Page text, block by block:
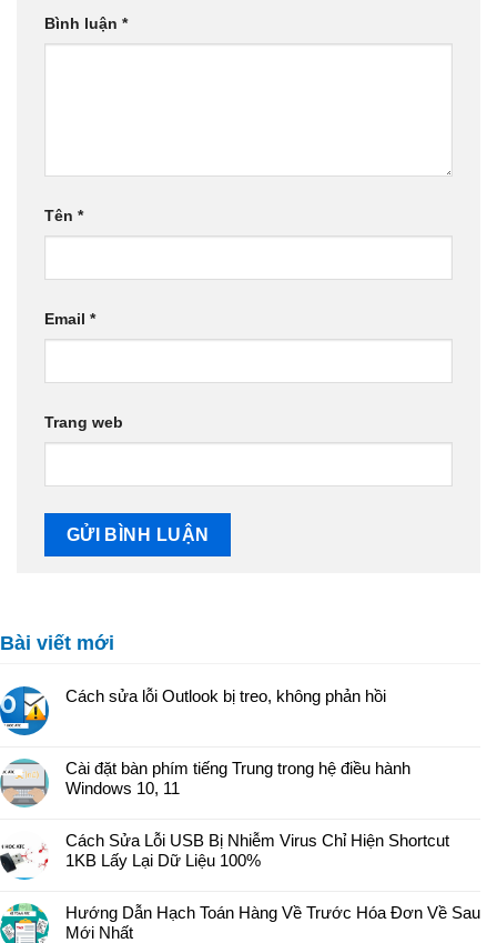
Bình luận *
Tên *
Email *
Trang web
Bài viết mới
Cách sửa lỗi Outlook bị treo, không phản hồi
Cài đặt bàn phím tiếng Trung trong hệ điều hành
Windows 10, 11
Cách Sửa Lỗi USB Bị Nhiễm Virus Chỉ Hiện Shortcut
1KB Lấy Lại Dữ Liệu 100%
Hướng Dẫn Hạch Toán Hàng Về Trước Hóa Đơn Về Sau
Mới Nhất